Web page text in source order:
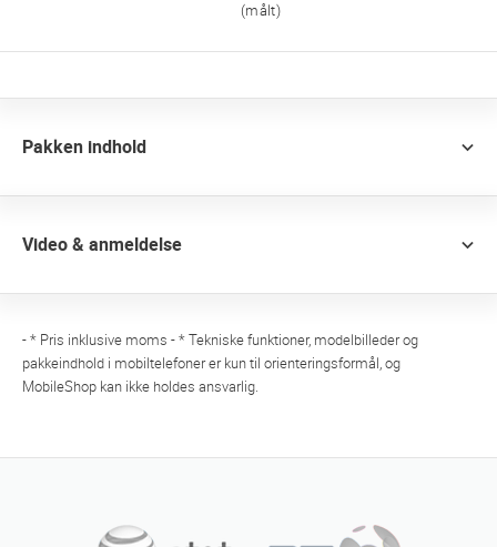
(målt)
Pakken indhold
Video & anmeldelse
- * Pris inklusive moms - * Tekniske funktioner, modelbilleder og
pakkeindhold i mobiltelefoner er kun til orienteringsformål, og
MobileShop kan ikke holdes ansvarlig.